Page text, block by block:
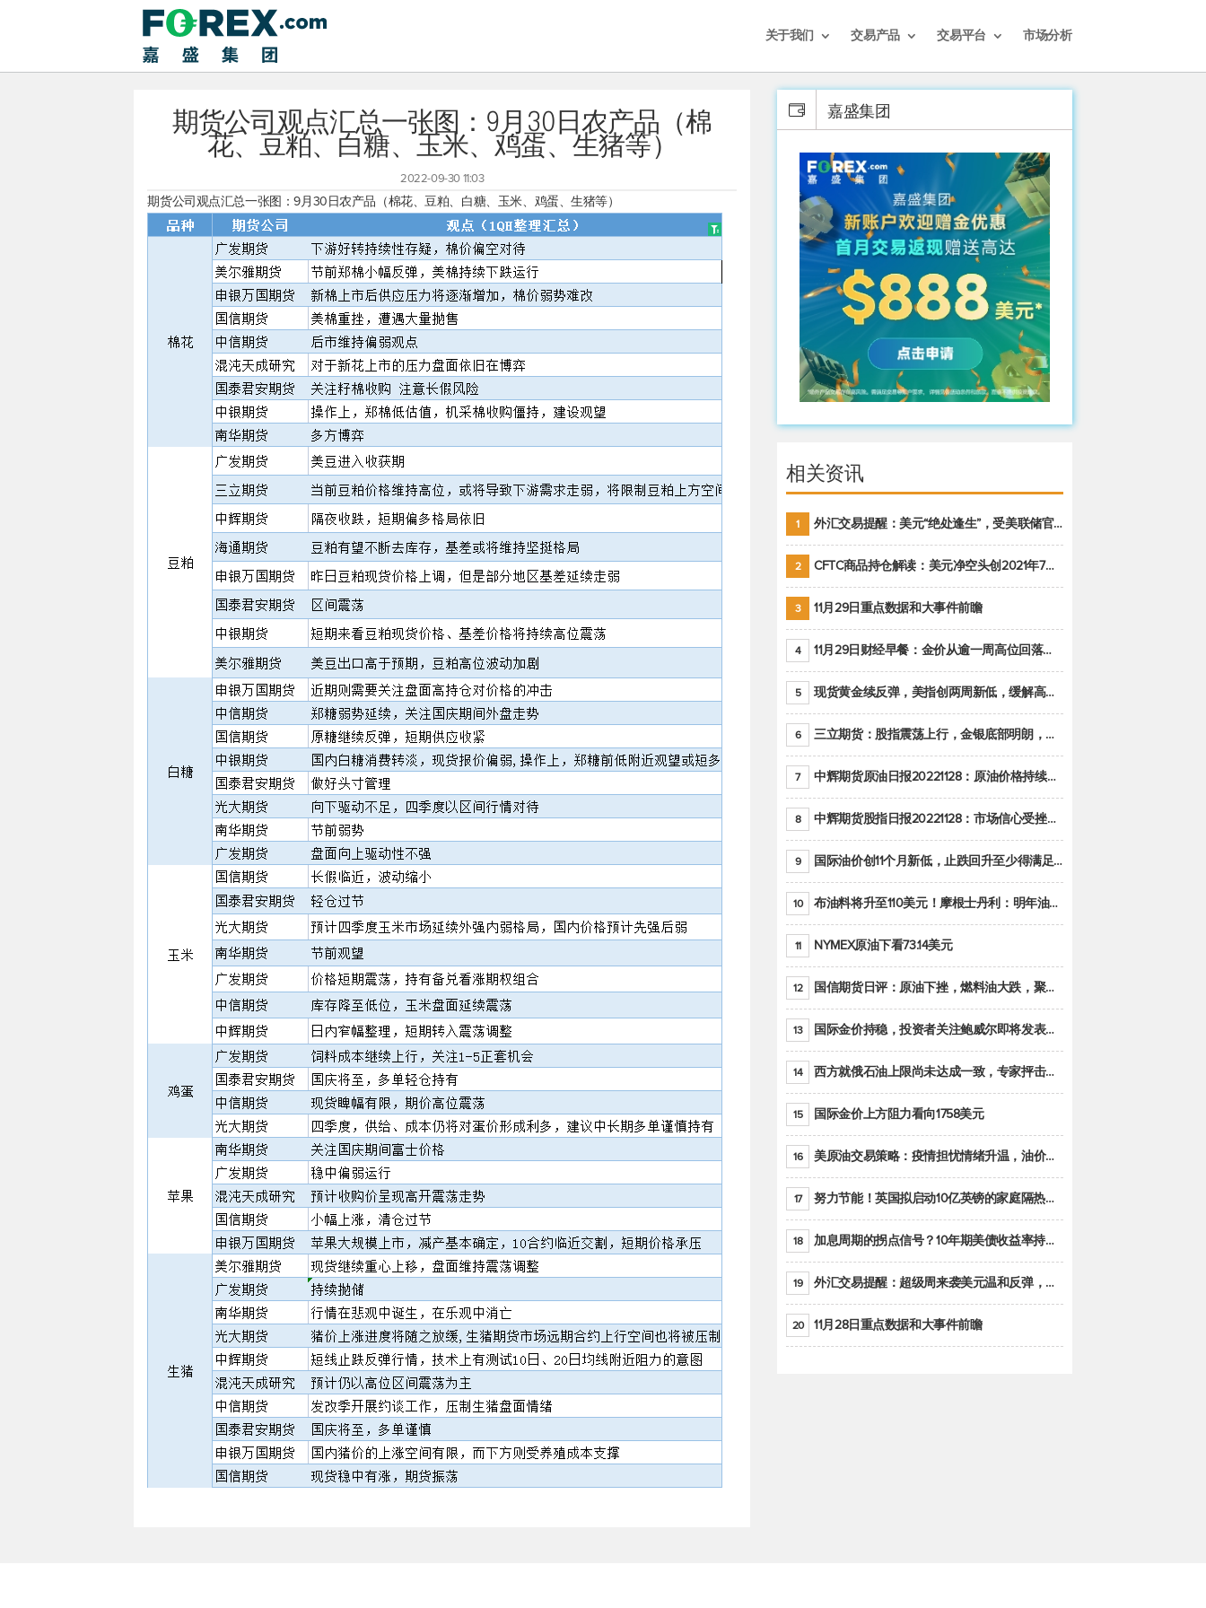
关于我们 交易产品 交易平台 市场分析
期货公司观点汇总一张图：9月30日农产品（棉
花、豆粕、白糖、玉米、鸡蛋、生猪等）
2022-09-30 11:03
期货公司观点汇总一张图：9月30日农产品（棉花、豆粕、白糖、玉米、鸡蛋、生猪等）
嘉盛集团
相关资讯
1 外汇交易提醒：美元“绝处逢生”，受美联储官员鹰派讲话支撑
2 CFTC商品持仓解读：美元净空头创2021年7月以来最大，黄金期货投机性净多头头寸减少
3 11月29日重点数据和大事件前瞻
4 11月29日财经早餐：金价从逾一周高位回落，美联储官员重申鹰派立场推动美元回升
5 现货黄金续反弹，美指创两周新低，缓解高通胀美国须治本
6 三立期货：股指震荡上行，金银底部明朗，原油偏弱走势(20221128收评)
7 中辉期货原油日报20221128：原油价格持续下降，市场关注OPEC+新一轮产能政策
8 中辉期货股指日报20221128：市场信心受挫，股指全线回调
9 国际油价创11个月新低，止跌回升至少得满足二大条件之一
10 布油料将升至110美元！摩根士丹利：明年油市面临七大不确定性
11 NYMEX原油下看73.14美元
12 国信期货日评：原油下挫，燃料油大跌，聚烯烃谨慎回调
13 国际金价持稳，投资者关注鲍威尔即将发表的讲话
14 西方就俄石油上限尚未达成一致，专家抨击限价是无用功
15 国际金价上方阻力看向1758美元
16 美原油交易策略：疫情担忧情绪升温，油价跌创年内新低
17 努力节能！英国拟启动10亿英镑的家庭隔热工程 减少能源消耗
18 加息周期的拐点信号？10年期美债收益率持续低于联邦基金利率目标区间
19 外汇交易提醒：超级周来袭美元温和反弹，警惕筑底可能性
20 11月28日重点数据和大事件前瞻